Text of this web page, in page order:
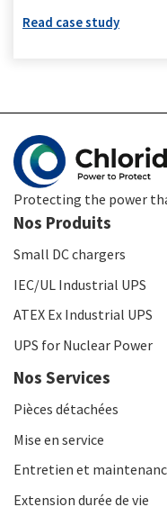
Read case study
Protecting the power
Nos Produits
Small DC chargers
IEC/UL Industrial UPS
ATEX Ex Industrial UPS
UPS for Nuclear Power
Nos Services
Pièces détachées
Mise en service
Entretien et
Extension durée de vie